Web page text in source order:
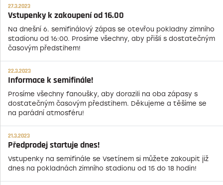
27.3.2023
Vstupenky k zakoupení od 16.00
Na dnešní 6. semifinálový zápas se otevřou pokladny zimního
stadionu od 16:00. Prosíme všechny, aby přišli s dostatečným
časovým předstihem!
22.3.2023
Informace k semifinále!
Prosíme všechny fanoušky, aby dorazili na oba zápasy s
dostatečným časovým předstihem. Děkujeme a těšíme se
na parádní atmosféru!
21.3.2023
Předprodej startuje dnes!
Vstupenky na semifinále se Vsetínem si můžete zakoupit již
dnes na pokladnách zimního stadionu od 15 do 18 hodin!